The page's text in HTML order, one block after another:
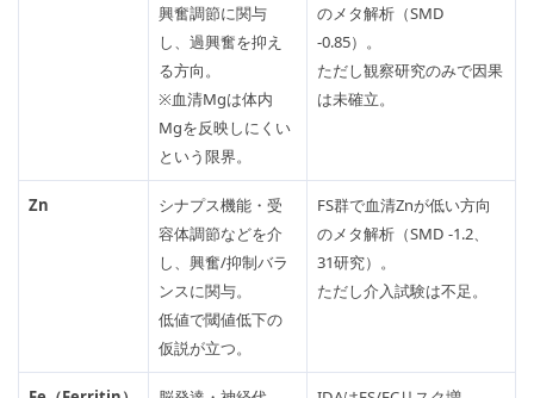
興奮調節に関与
し、過興奮を抑え
る方向。
※血清Mgは体内
Mgを反映しにくい
という限界。
のメタ解析（SMD
-0.85）。
ただし観察研究のみで因果
は未確立。
Zn
シナプス機能・受
容体調節などを介
し、興奮/抑制バラ
ンスに関与。
低値で閾値低下の
仮説が立つ。
FS群で血清Znが低い方向
のメタ解析（SMD -1.2、
31研究）。
ただし介入試験は不足。